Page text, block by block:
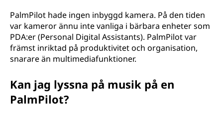
PalmPilot hade ingen inbyggd kamera. På den tiden
var kameror ännu inte vanliga i bärbara enheter som
PDA:er (Personal Digital Assistants). PalmPilot var
främst inriktad på produktivitet och organisation,
snarare än multimediafunktioner.
Kan jag lyssna på musik på en
PalmPilot?